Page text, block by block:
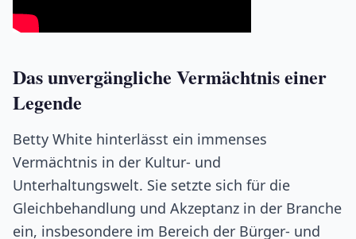
Das unvergängliche Vermächtnis einer
Legende
Betty White hinterlässt ein immenses
Vermächtnis in der Kultur- und
Unterhaltungswelt. Sie setzte sich für die
Gleichbehandlung und Akzeptanz in der Branche
ein, insbesondere im Bereich der Bürger- und